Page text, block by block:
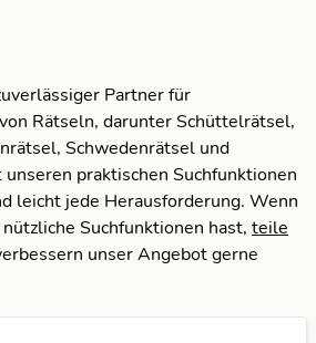
Partner für
Rätseln, darunter Schüttelrätsel,
Schwedenrätsel und
praktischen Suchfunktionen
leicht jede Herausforderung. Wenn
Suchfunktionen hast, teile
unser Angebot gerne